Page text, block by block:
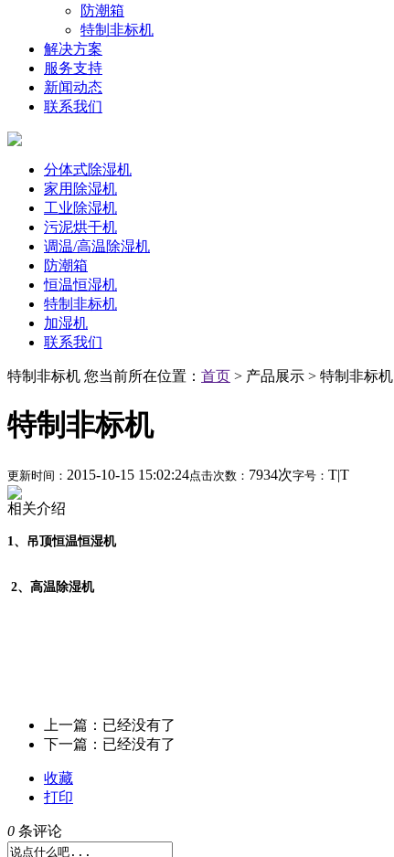
防潮箱
特制非标机
解决方案
服务支持
新闻动态
联系我们
分体式除湿机
家用除湿机
工业除湿机
污泥烘干机
调温/高温除湿机
防潮箱
恒温恒湿机
特制非标机
加湿机
联系我们
特制非标机 您当前所在位置： 首页 > 产品展示 > 特制非标机
特制非标机
更新时间： 2015-10-15 15:02:24点击次数： 7934次字号： T|T
相关介绍
1、吊顶恒温恒湿机
2、高温除湿机
上一篇：已经没有了
下一篇：已经没有了
收藏
打印
0 条评论